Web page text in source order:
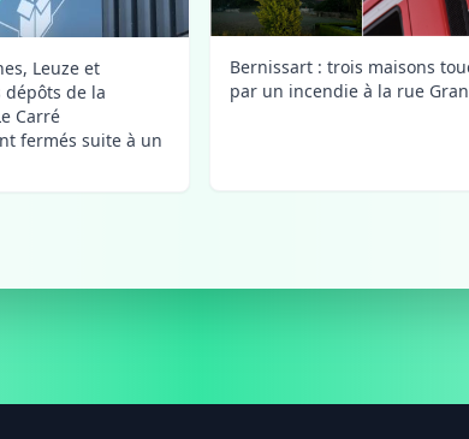
Leuze et
dépôts de la
Carré
fermés suite à un
Bernissart : trois maisons
par un incendie à la rue